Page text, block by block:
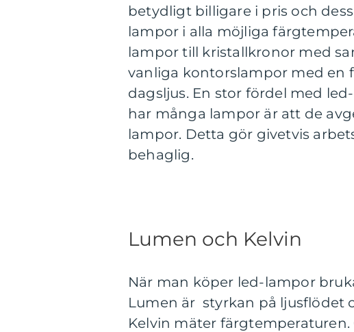
betydligt billigare i pris och
lampor i alla möjliga
lampor till kristallkronor med
vanliga kontorslampor med en
dagsljus. En stor fördel med
har många lampor är att de
lampor. Detta gör givetvis
behaglig.
Lumen och Kelvin
När man köper led-lampor
Lumen är styrkan på ljusflödet
Kelvin mäter